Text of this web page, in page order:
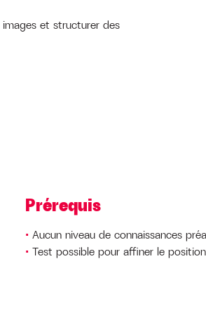
images et structurer des
Prérequis
Aucun niveau de connaissances
Test possible pour affiner le